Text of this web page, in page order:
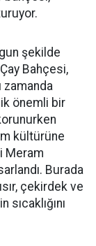
şekilde
Bahçesi,
zamanda
önemli bir
kültürüne
Meram
Burada
çekirdek ve